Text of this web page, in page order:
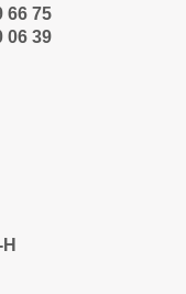
66 75
06 39
Н